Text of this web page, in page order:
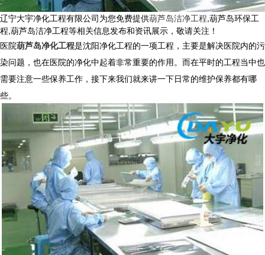
辽宁大宇净化工程有限公司为您免费提供葫芦岛洁净工程,葫芦岛环保工
程,葫芦岛洁净工程等相关信息发布和资讯展示，敬请关注！
医院葫芦岛净化工程是沈阳净化工程的一项工程，主要是解决医院内的污
染问题，也在医院的净化中起着非常重要的作用。而在平时的工程当中也
需要注意一些保养工作，接下来我们就来讲一下日常的维护保养都有哪
些。